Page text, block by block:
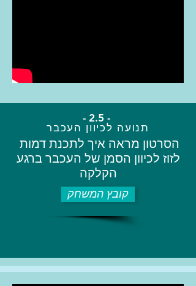
- 2.5 -
תנועה לכיוון העכבר
הסרטון מראה איך לתכנת דמות
לזוז לכיוון הסמן של העכבר ברגע
הקלקה
קובץ המשחק